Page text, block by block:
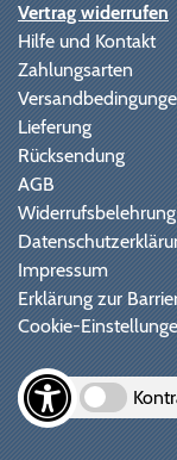
Vertrag widerrufen
Hilfe und Kontakt
Zahlungsarten
Lieferung
Rücksendung
AGB
Widerrufsbelehrung
Impressum
Erklärung zur
Cookie-